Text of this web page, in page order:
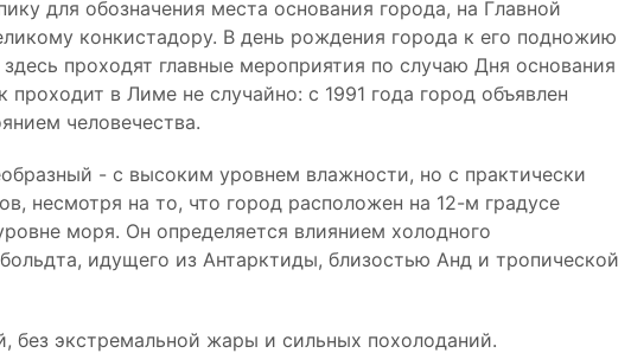
для обозначения места основания города, на Главной
конкистадору. В день рождения города к его подножию
проходят главные мероприятия по случаю Дня основания
в Лиме не случайно: с 1991 года город объявлен
человечества.
- с высоким уровнем влажности, но с практически
несмотря на то, что город расположен на 12-м градусе
моря. Он определяется влиянием холодного
идущего из Антарктиды, близостью Анд и тропической
без экстремальной жары и сильных похолоданий.